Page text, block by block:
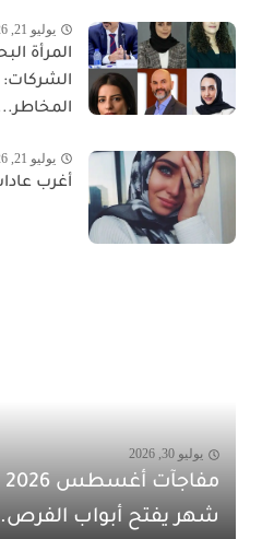
يوليو 21, 2026
المرأة
يوليو 21, 2026
أغرب
يوليو 30, 2026
شهر يفتح أبواب